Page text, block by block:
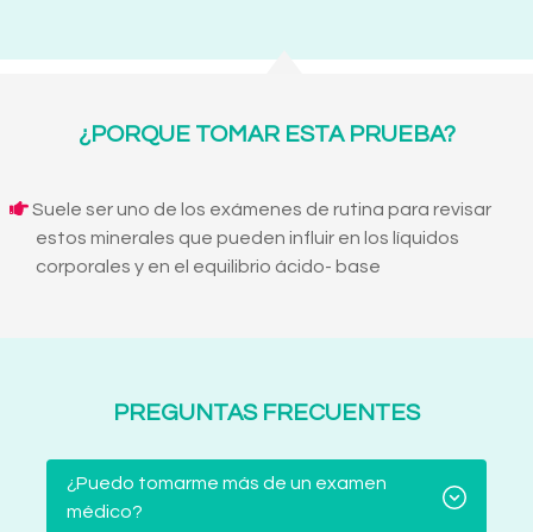
¿PORQUE TOMAR ESTA PRUEBA?
Suele ser uno de los exámenes de rutina para revisar
estos minerales que pueden influir en los líquidos
corporales y en el equilibrio ácido- base
PREGUNTAS FRECUENTES
¿Puedo tomarme más de un examen
médico?